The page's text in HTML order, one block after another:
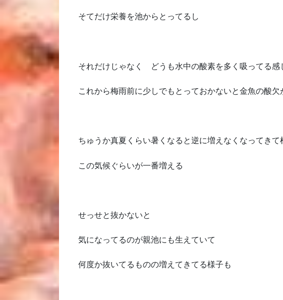
そてだけ栄養を池からとってるし
それだけじゃなく どうも水中の酸素を多く吸ってる感
これから梅雨前に少しでもとっておかないと金魚の酸欠
ちゅうか真夏くらい暑くなると逆に増えなくなってき
この気候ぐらいが一番増える
せっせと抜かないと
気になってるのが親池にも生えていて
何度か抜いてるものの増えてきてる様子も